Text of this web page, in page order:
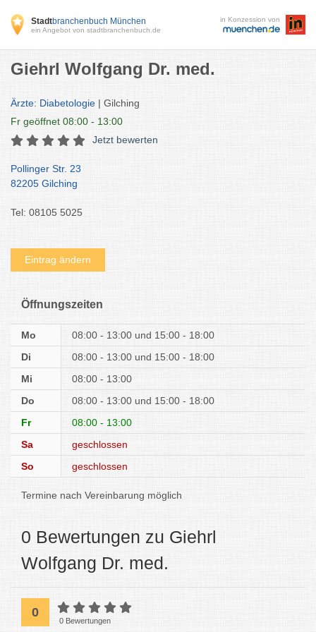
Stadtbranchenbuch München
ein Angebot von stadtbranchenbuch.de
in Konzession von
Giehrl Wolfgang Dr. med.
Ärzte: Diabetologie | Gilching
Fr geöffnet 08:00 - 13:00
Jetzt bewerten
Pollinger Str. 23
82205 Gilching
Tel: 08105 5025
Eintrag ändern
Öffnungszeiten
Mo 08:00 - 13:00
15:00 - 18:00
Di
08:00 - 13:00
15:00 - 18:00
Mi
08:00 - 13:00
Do
08:00 - 13:00
15:00 - 18:00
Fr
08:00 - 13:00
Sa
geschlossen
So
geschlossen
Termine nach Vereinbarung möglich
0 Bewertungen zu Giehrl
Wolfgang Dr. med.
0
0 Bewertungen